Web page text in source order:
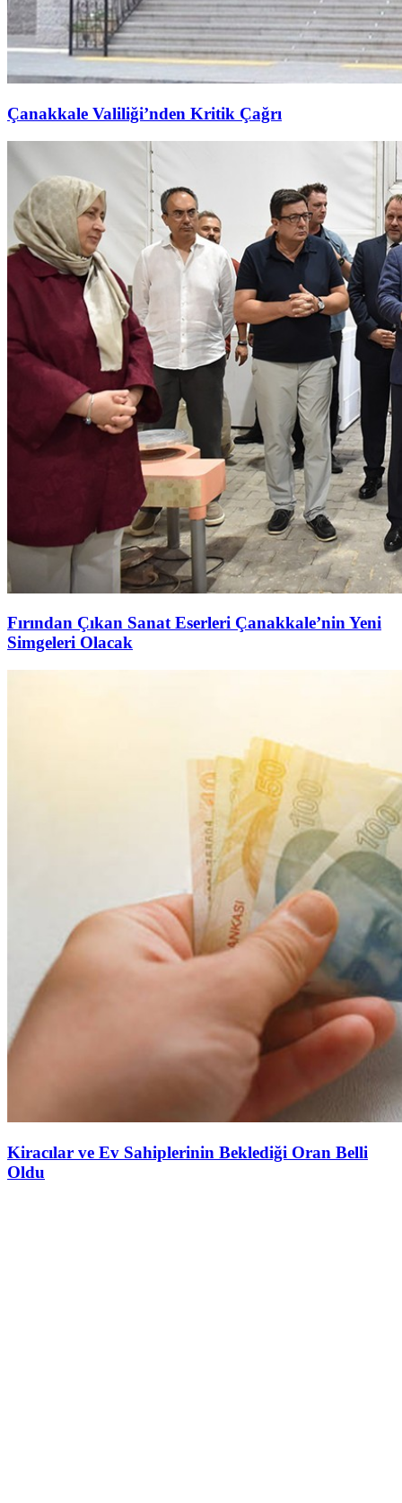
Çanakkale Valiliği’nden Kritik Çağrı
Fırından Çıkan Sanat Eserleri Çanakkale’nin Yeni
Simgeleri Olacak
Kiracılar ve Ev Sahiplerinin Beklediği Oran Belli
Oldu